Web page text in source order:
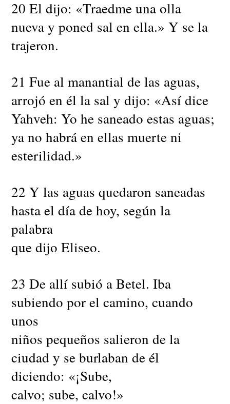
20 El dijo: «Traedme una olla
nueva y poned sal en ella.» Y se la
trajeron.
21 Fue al manantial de las aguas,
arrojó en él la sal y dijo: «Así dice
Yahveh: Yo he saneado estas aguas;
ya no habrá en ellas muerte ni
esterilidad.»
22 Y las aguas quedaron saneadas
hasta el día de hoy, según la
palabra
que dijo Eliseo.
23 De allí subió a Betel. Iba
subiendo por el camino, cuando
unos
niños pequeños salieron de la
ciudad y se burlaban de él
diciendo: «¡Sube,
calvo; sube, calvo!»